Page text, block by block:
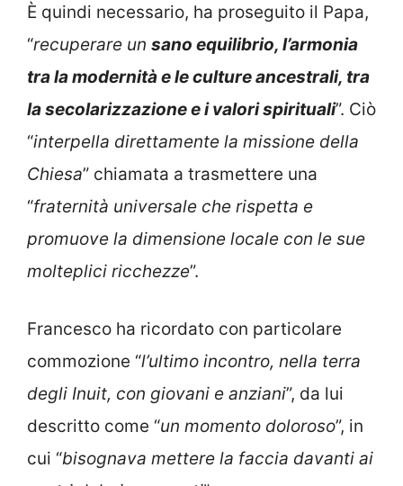
È quindi necessario, ha proseguito il Papa,
“recuperare un sano equilibrio, l’armonia
tra la modernità e le culture ancestrali, tra
la secolarizzazione e i valori spirituali”. Ciò
“interpella direttamente la missione della
Chiesa” chiamata a trasmettere una
“fraternità universale che rispetta e
promuove la dimensione locale con le sue
molteplici ricchezze”.
Francesco ha ricordato con particolare
commozione “l’ultimo incontro, nella terra
degli Inuit, con giovani e anziani”, da lui
descritto come “un momento doloroso”, in
cui “bisognava mettere la faccia davanti ai